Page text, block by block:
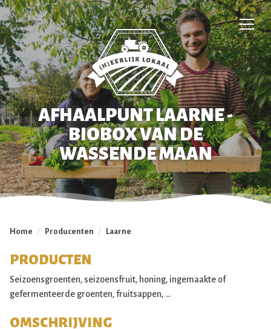
AFHAALPUNT LAARNE -
BIOBOX VAN DE
WASSENDE MAAN
Home / Producenten / Laarne
PRODUCTEN
Seizoensgroenten, seizoensfruit, honing, ingemaakte of
gefermenteerde groenten, fruitsappen, …
OMSCHRIJVING